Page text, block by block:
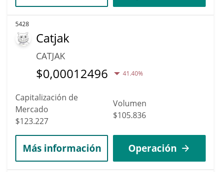
5428
Catjak
CATJAK
$0,00012496 41.40%
Capitalización de
Mercado
$123.227
Volumen
$105.836
Más información Operación